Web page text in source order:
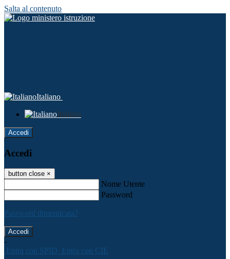
Salta al contenuto
Italiano
Italiano
Accedi
Accedi
button close ×
Nome Utente
Password
Password dimenticata?
-
Entra con SPID Entra con CIE